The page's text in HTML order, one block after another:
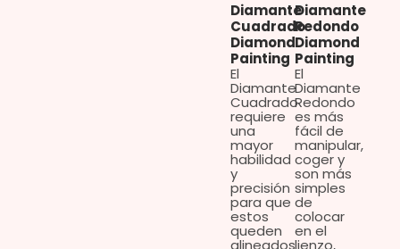
Diamante
Cuadrado
Diamond
Painting
El
Diamante
Cuadrado
requiere
una
mayor
habilidad
y
precisión
para que
estos
queden
alineados
Diamante
Redondo
Diamond
Painting
El
Diamante
Redondo
es más
fácil de
manipular,
coger y
son más
simples
de
colocar
en el
lienzo,